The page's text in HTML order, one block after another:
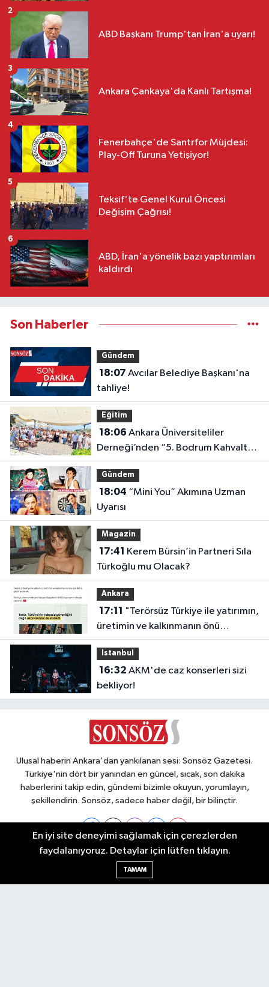
ABD Başkanı Trump'tan İran'a uyarı!
2
Ankara Çankaya'da Kanlı Tartışma!
3
Fenerbahçe'de Santrfor Müjdesi:
Play-Off Turuna Yetişiyor!
4
Teksif'te Genel Kurul Öncesi
Değişim Çağrısı!
5
ABD, İran'a yönelik bazı yaptırımları
kaldırdı
6
Son Haberler
Gündem
18:07
tahliye!
Eğitim
18:06
Derneği’nden “5. Bodrum Kahvaltılı
Buluşması”
Gündem
18:04
Uyarısı
Magazin
17:41
Türkoğlu mu Olacak?
Ankara
17:11
üretimin ve kalkınmanın önü
açılacak"
Istanbul
16:32
bekliyor!
Ulusal haberin Ankara'dan yankılanan sesi: Sonsöz Gazetesi.
Türkiye'nin dört bir yanından en güncel, sıcak, son dakika
haberlerini takip edin, gündemi bizimle okuyun, yorumlayın,
şekillendirin. Sonsöz, sadece haber değil, bir bilinçtir.
Ankara Nöbetçi Eczaneler
En iyi site deneyimi sağlamak için çerezlerden
faydalanıyoruz. Detaylar için lütfen tıklayın.
TAMAM